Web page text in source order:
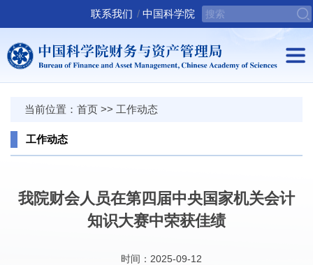
联系我们 /中国科学院
当前位置： 首页 >> 工作动态
工作动态
我院财会人员在第四届中央国家机关会计
知识大赛中荣获佳绩
时间：2025-09-12